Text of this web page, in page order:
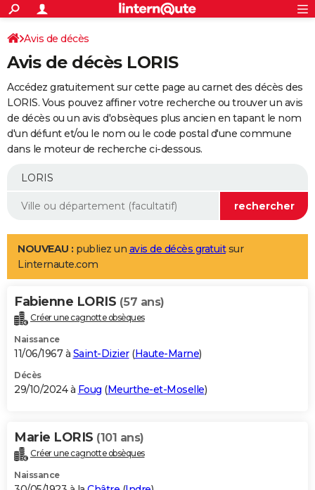
ACTUALITÉS
Politique
Société
Faits Divers
Education
Monde
Villes
+
SPORT
Coupe du monde 2026
Football
Tennis
Cyclisme
Rugby
Forum
Programme TV
TNTStreaming
Cinéma
Sorties cinéma
Musique
+
FINANCE
Retraite
Impôts
Epargne
Immobilier
Risques naturels par ville
Banque
Assurance
Crédit
AUTO
Essais
Réserver un essai
Citadines
Berlines
SUV
Forum auto
+
Mobiles
Meilleur smartphone
Internet
Ordinateurs
Jeux vidéo
Guide high-tech
Aménagement intérieur
LIFESTYLE
Art de vivre
Bien-être
Loisirs
Mode
Modes de vie
Alimentation
Guide de la santé
Maladies
Médicaments
Sommeil
VOYAGE
Destinations
City break
Voyage nature
Voyage de noces
Forum
Climat
+PHOTO
GUIDES D'ACHAT
BONS PLANS
Carte de Noël
Carte Bonne année
Carte Saint-Valentin
Carte Pâques
Carte d'anniversaire
DICTIONNAIRE
Dictionnaire
Biographies
Citations
Expressions
Proverbes
PROGRAMME TV
Avis de décès
Avis de décès LORIS
Accédez gratuitement sur cette page au carnet des décès des
LORIS. Vous pouvez affiner votre recherche ou trouver un avis
de décès ou un avis d'obsèques plus ancien en tapant le nom
d'un défunt et/ou le nom ou le code postal d'une commune
dans le moteur de recherche ci-dessous.
NOUVEAU : publiez un avis de décès gratuitsur
Linternaute.com
Fabienne LORIS (57 ans)
Créer une cagnotte obsèques
Naissance
11/06/1967 à Saint-Dizier(Haute-Marne)
Décès
29/10/2024 à Foug (Meurthe-et-Moselle)
Marie LORIS (101 ans)
Créer une cagnotte obsèques
Naissance